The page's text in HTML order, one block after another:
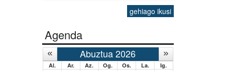
gehiago ikusi
Agenda
Abuztua 2026
Al. Ar. Az. Og. Os. La. Ig.